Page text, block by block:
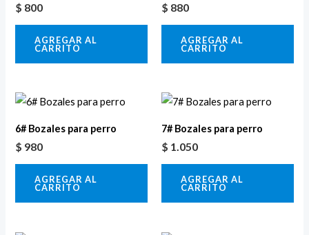
$ 800
AGREGAR AL
CARRITO
$ 880
AGREGAR AL
CARRITO
6# Bozales para perro
$ 980
AGREGAR AL
CARRITO
7# Bozales para perro
$ 1.050
AGREGAR AL
CARRITO